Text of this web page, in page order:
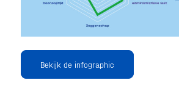
Bekijk de infographic